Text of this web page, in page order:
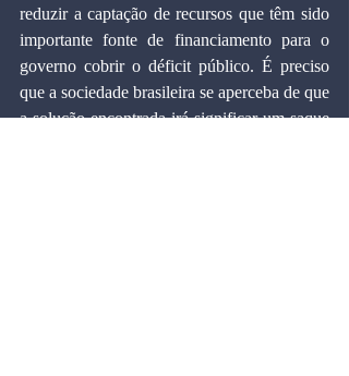
reduzir a captação de recursos que têm sido
importante fonte de financiamento para o
governo cobrir o déficit público. É preciso
que a sociedade brasileira se aperceba de que
a solução encontrada irá significar um saque